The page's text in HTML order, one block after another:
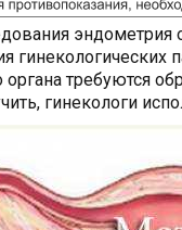
гинекологических
органа требуются
гинекологи